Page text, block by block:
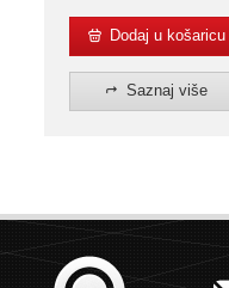
Dodaj u košaricu
Saznaj više